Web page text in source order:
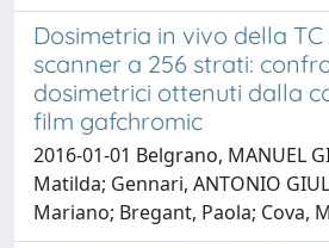
Dosimetria in vivo della
scanner a 256 strati:
dosimetrici ottenuti dalla
film gafchromic
2016-01-01 Belgrano, MANUEL
Matilda; Gennari, ANTONIO
Mariano; Bregant, Paola; Cova,